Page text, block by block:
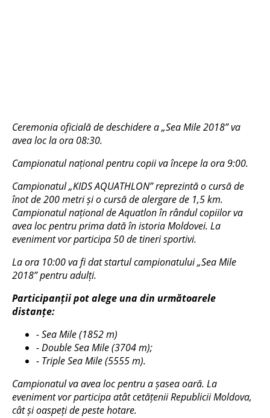
Ceremonia oficială de deschidere a „Sea Mile 2018” va
avea loc la ora 08:30.
Campionatul național pentru copii va începe la ora 9:00.
Campionatul „KIDS AQUATHLON” reprezintă o cursă de
înot de 200 metri și o cursă de alergare de 1,5 km.
Campionatul național de Aquatlon în rândul copiilor va
avea loc pentru prima dată în istoria Moldovei. La
eveniment vor participa50 de tineri sportivi.
La ora 10:00 va fi dat startul campionatului „Sea Mile
2018” pentru adulți.
Participanții pot alege una din următoarele
distanțe:
- Sea Mile (1852 m)
- Double Sea Mile (3704 m);
- Triple Sea Mile (5555 m).
Campionatul va avea loc pentru a șasea oară. La
eveniment vor participa atât cetățenii Republicii Moldova,
cât și oaspeți de peste hotare.